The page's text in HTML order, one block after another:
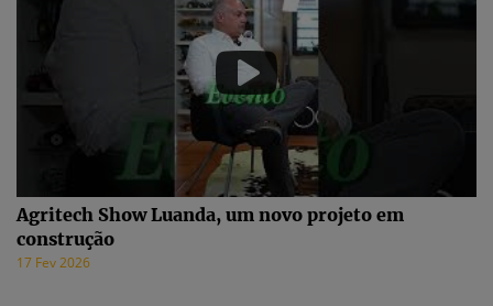
Agritech Show Luanda, um novo projeto em
construção
17 Fev 2026